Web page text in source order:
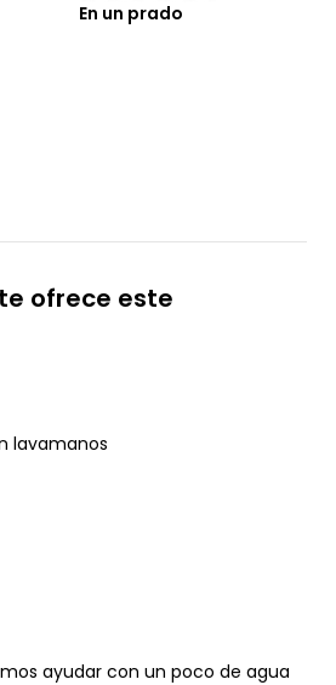
En un prado
ofrece este
lavamanos
ayudar con un poco de agua